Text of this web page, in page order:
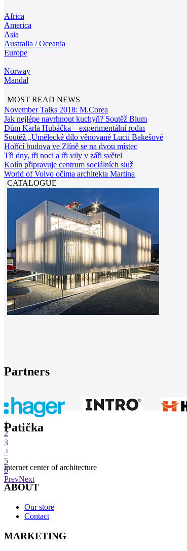
Africa
America
Asia
Australia / Oceania
Europe
Norway
Mandal
MOST READ NEWS
November Talks 2018: M.Corea
Jak nejlépe navrhnout kuchyň? Soutěž Blum
Dům Karla Hubáčka – experimentální rodin
Soutěž „Umělecké dílo věnované Lucii Bakešové
Hořící budova ve Zlíně se na dvou místec
Tři dny, tři noci a tři vily v záři světel
Kolín připravuje centrum sociálních služ
World of Volvo očima architekta Martina
CATALOGUE
Partners
1
2
3
4
5
6
PrevNext
Patička
internet center of architecture
ABOUT
Our store
Contact
MARKETING